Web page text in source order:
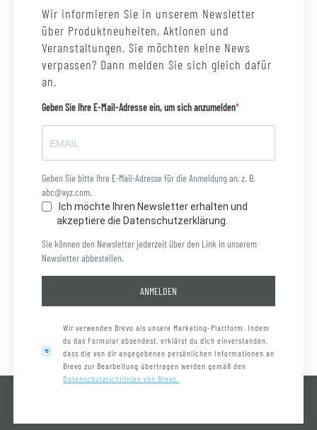
Wir informieren Sie in unserem Newsletter
über Produktneuheiten, Aktionen und
Veranstaltungen. Sie möchten keine News
verpassen? Dann melden Sie sich gleich dafür
an.
Geben Sie Ihre E-Mail-Adresse ein, um sich anzumelden
Geben Sie bitte Ihre E-Mail-Adresse für die Anmeldung an, z. B.
abc@xyz.com.
Ich möchte Ihren Newsletter erhalten und
akzeptiere die Datenschutzerklärung.
Sie können den Newsletter jederzeit über den Link in unserem
Newsletter abbestellen.
ANMELDEN
Wir verwenden Brevo als unsere Marketing-Plattform. Indem
du das Formular absendest, erklärst du dich einverstanden,
dass die von dir angegebenen persönlichen Informationen an
Brevo zur Bearbeitung übertragen werden gemäß den
Datenschutzrichtlinien von Brevo.